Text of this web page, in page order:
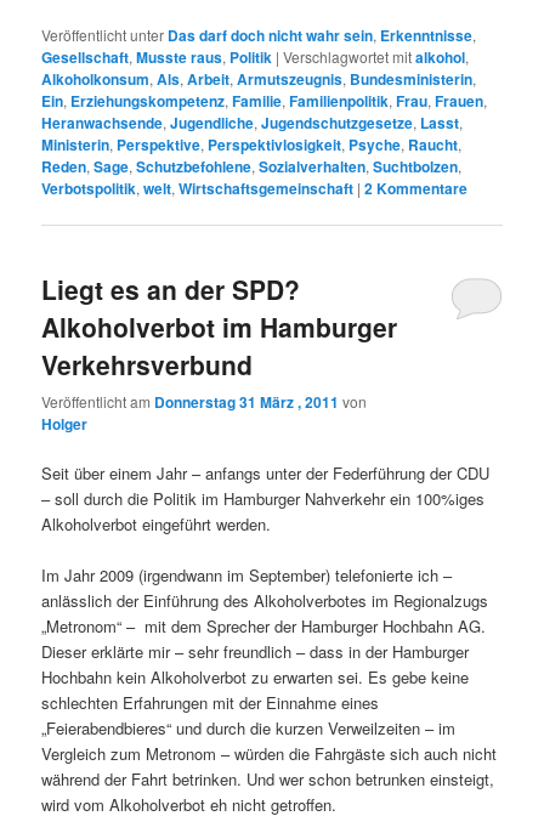
Veröffentlicht unter Das darf doch nicht wahr sein, Erkenntnisse,
Gesellschaft,Musste raus, Politik |Verschlagwortet mitalkohol,
Alkoholkonsum,Als,Arbeit,Armutszeugnis, Bundesministerin,
Ein, Erziehungskompetenz,Familie,Familienpolitik,Frau,Frauen,
Heranwachsende,Jugendliche,Jugendschutzgesetze, Lasst,
Ministerin, Perspektive, Perspektivlosigkeit, Psyche, Raucht,
Reden,Sage,Schutzbefohlene,Sozialverhalten,Suchtbolzen,
Verbotspolitik,welt,Wirtschaftsgemeinschaft |2Kommentare
Liegt es an der SPD?
Alkoholverbot im Hamburger
Verkehrsverbund
Veröffentlicht am Donnerstag 31 März , 2011 von
Holger
Seit über einem Jahr – anfangs unter der Federführung der CDU
– soll durch die Politik im Hamburger Nahverkehr ein 100%iges
Alkoholverbot eingeführt werden.
Im Jahr 2009 (irgendwann im September) telefonierte ich –
anlässlich der Einführung des Alkoholverbotes im Regionalzugs
„Metronom“ – mit dem Sprecher der Hamburger Hochbahn AG.
Dieser erklärte mir – sehr freundlich – dass in der Hamburger
Hochbahn kein Alkoholverbot zu erwarten sei. Es gebe keine
schlechten Erfahrungen mit der Einnahme eines
„Feierabendbieres“ und durch die kurzen Verweilzeiten – im
Vergleich zum Metronom – würden die Fahrgäste sich auch nicht
während der Fahrt betrinken. Und wer schon betrunken einsteigt,
wird vom Alkoholverbot eh nicht getroffen.